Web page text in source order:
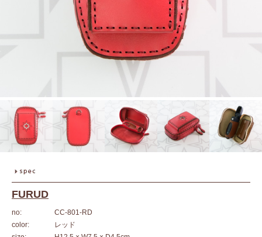
FURUD
no:
CC-801-RD
color:
レッド